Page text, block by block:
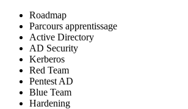
Roadmap
Parcours apprentissage
Active Directory
AD Security
Kerberos
Red Team
Pentest AD
Blue Team
Hardening